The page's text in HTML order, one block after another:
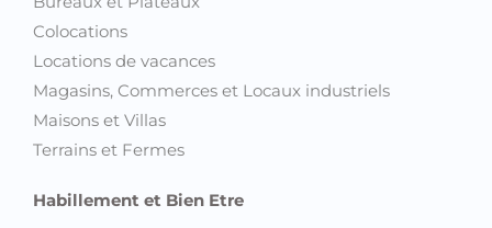
Colocations
Locations de vacances
Magasins, Commerces et Locaux industriels
Maisons et Villas
Terrains et Fermes
Habillement et Bien Etre